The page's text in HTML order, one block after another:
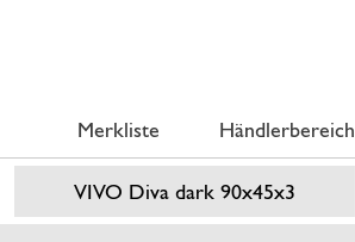
Merkliste Händlerbereich